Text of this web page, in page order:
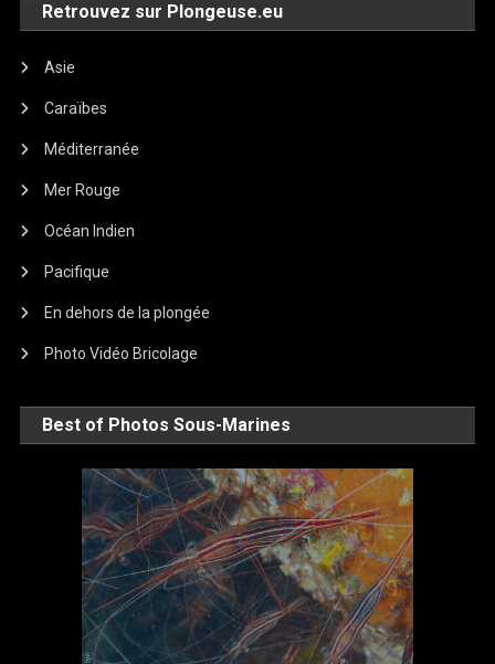
Retrouvez sur Plongeuse.eu
Asie
Caraïbes
Méditerranée
Mer Rouge
Océan Indien
Pacifique
En dehors de la plongée
Photo Vidéo Bricolage
Best of Photos Sous-Marines